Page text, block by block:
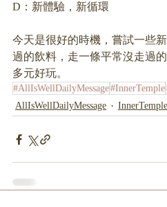
D：新體驗，新循環
今天是很好的時機，嘗試一些
過的飲料，走一條平常沒走過
多元好玩。
#AllIsWellDailyMessage#InnerTemple
AllIsWellDailyMessage